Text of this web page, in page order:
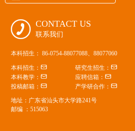
 CONTACT US
联系我们
本科招生： 86-0754-88077088、88077060
本科招生： 研究生招生：
本科教学： 应聘信箱：
投稿邮箱： 产学研合作：
地址：广东省汕头市大学路241号
邮编 ：515063